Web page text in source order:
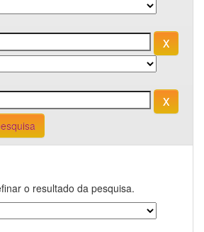
o resultado da pesquisa.